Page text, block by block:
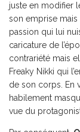
juste en modifier
son emprise
passion qui lui
caricature de
contrariété mais
Freaky Nikki qui
de son corps. En
habilement
vue du